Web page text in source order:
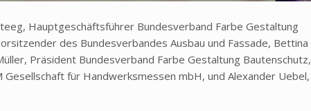
Hauptgeschäftsführer Bundesverband Farbe Gestaltung
des Bundesverbandes Ausbau und Fassade, Bettina
Präsident Bundesverband Farbe Gestaltung Bautenschutz,
für Handwerksmessen mbH, und Alexander Uebel,